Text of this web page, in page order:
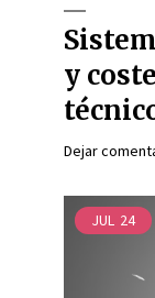
y
Dejar
JUL 24